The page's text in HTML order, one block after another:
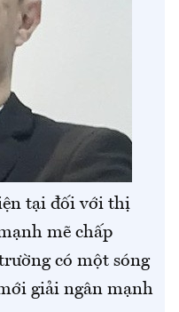
tại đối với thị
mẽ chấp
có một sóng
giải ngân mạnh